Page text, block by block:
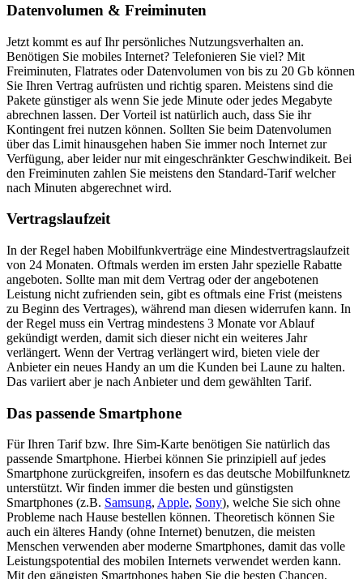
Datenvolumen & Freiminuten
Jetzt kommt es auf Ihr persönliches Nutzungsverhalten an.
Benötigen Sie mobiles Internet? Telefonieren Sie viel? Mit
Freiminuten, Flatrates oder Datenvolumen von bis zu 20 Gb können
Sie Ihren Vertrag aufrüsten und richtig sparen. Meistens sind die
Pakete günstiger als wenn Sie jede Minute oder jedes Megabyte
abrechnen lassen. Der Vorteil ist natürlich auch, dass Sie ihr
Kontingent frei nutzen können. Sollten Sie beim Datenvolumen
über das Limit hinausgehen haben Sie immer noch Internet zur
Verfügung, aber leider nur mit eingeschränkter Geschwindikeit. Bei
den Freiminuten zahlen Sie meistens den Standard-Tarif welcher
nach Minuten abgerechnet wird.
Vertragslaufzeit
In der Regel haben Mobilfunkverträge eine Mindestvertragslaufzeit
von 24 Monaten. Oftmals werden im ersten Jahr spezielle Rabatte
angeboten. Sollte man mit dem Vertrag oder der angebotenen
Leistung nicht zufrienden sein, gibt es oftmals eine Frist (meistens
zu Beginn des Vertrages), während man diesen widerrufen kann. In
der Regel muss ein Vertrag mindestens 3 Monate vor Ablauf
gekündigt werden, damit sich dieser nicht ein weiteres Jahr
verlängert. Wenn der Vertrag verlängert wird, bieten viele der
Anbieter ein neues Handy an um die Kunden bei Laune zu halten.
Das variiert aber je nach Anbieter und dem gewählten Tarif.
Das passende Smartphone
Für Ihren Tarif bzw. Ihre Sim-Karte benötigen Sie natürlich das
passende Smartphone. Hierbei können Sie prinzipiell auf jedes
Smartphone zurückgreifen, insofern es das deutsche Mobilfunknetz
unterstützt. Wir finden immer die besten und günstigsten
Smartphones (z.B. Samsung, Apple, Sony), welche Sie sich ohne
Probleme nach Hause bestellen können. Theoretisch können Sie
auch ein älteres Handy (ohne Internet) benutzen, die meisten
Menschen verwenden aber moderne Smartphones, damit das volle
Leistungspotential des mobilen Internets verwendet werden kann.
Mit den gängisten Smartphones haben Sie die besten Chancen,